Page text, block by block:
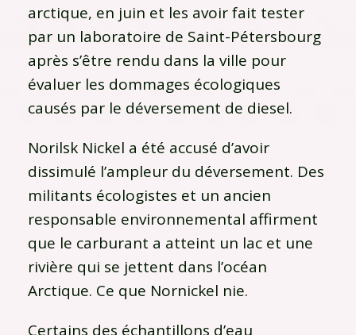
arctique, en juin et les avoir fait tester
par un laboratoire de Saint-Pétersbourg
après s’être rendu dans la ville pour
évaluer les dommages écologiques
causés par le déversement de diesel.
Norilsk Nickel a été accusé d’avoir
dissimulé l’ampleur du déversement. Des
militants écologistes et un ancien
responsable environnemental affirment
que le carburant a atteint un lac et une
rivière qui se jettent dans l’océan
Arctique. Ce que Nornickel nie.
Certains des échantillons d’eau